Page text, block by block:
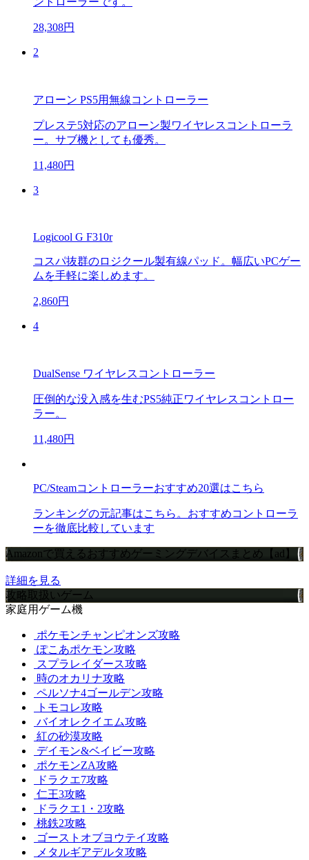
28,308円
2
アローン PS5用無線コントローラー
プレステ5対応のアローン製ワイヤレスコントローラ
ー。サブ機としても優秀。
11,480円
3
Logicool G F310r
コスパ抜群のロジクール製有線パッド。幅広いPCゲー
ムを手軽に楽しめます。
2,860円
4
DualSense ワイヤレスコントローラー
圧倒的な没入感を生むPS5純正ワイヤレスコントロー
ラー。
11,480円
PC/Steamコントローラーおすすめ20選はこちら
ランキングの元記事はこちら。おすすめコントローラ
ーを徹底比較しています
Amazonで買えるおすすめゲーミングデバイスまとめ【ad】
詳細を見る
攻略取扱いゲーム
家庭用ゲーム機
ポケモンチャンピオンズ攻略
ぽこあポケモン攻略
スプラレイダース攻略
時のオカリナ攻略
ペルソナ4ゴールデン攻略
トモコレ攻略
バイオレクイエム攻略
紅の砂漠攻略
デイモン&ベイビー攻略
ポケモンZA攻略
ドラクエ7攻略
仁王3攻略
ドラクエ1・2攻略
桃鉄2攻略
ゴーストオブヨウテイ攻略
メタルギアデルタ攻略